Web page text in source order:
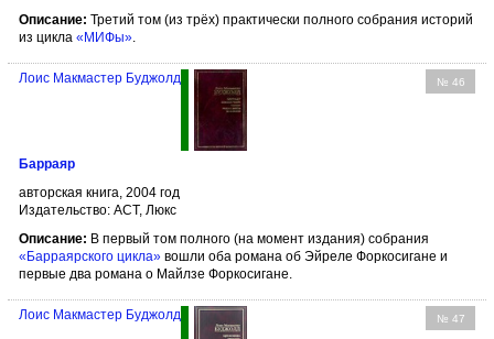
Описание: Третий том (из трёх) практически полного собрания историй
из цикла «МИФы»
№ 46
Лоис Макмастер Буджолд
Барраяр
авторская книга, 2004 год
Издательство: АСТ, Люкс
Описание: В первый том полного (на момент издания) собрания
«Барраярского цикла» вошли оба романа об Эйреле Форкосигане и
первые два романа о Майлзе Форкосигане.
№ 47
Лоис Макмастер Буджолд